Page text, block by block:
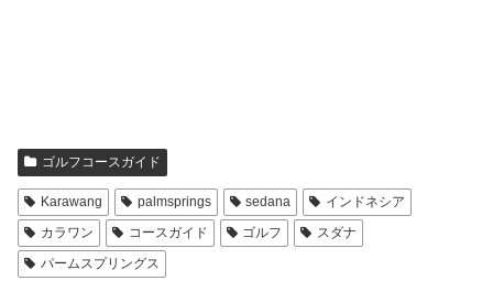
ゴルフコースガイド
Karawang palmsprings sedana
インドネシア
カラワン
コースガイド ゴルフ
スダナ
パームスプリングス